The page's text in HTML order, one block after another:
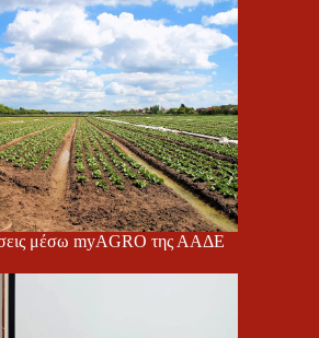
μέσω myAGRO της ΑΑΔΕ